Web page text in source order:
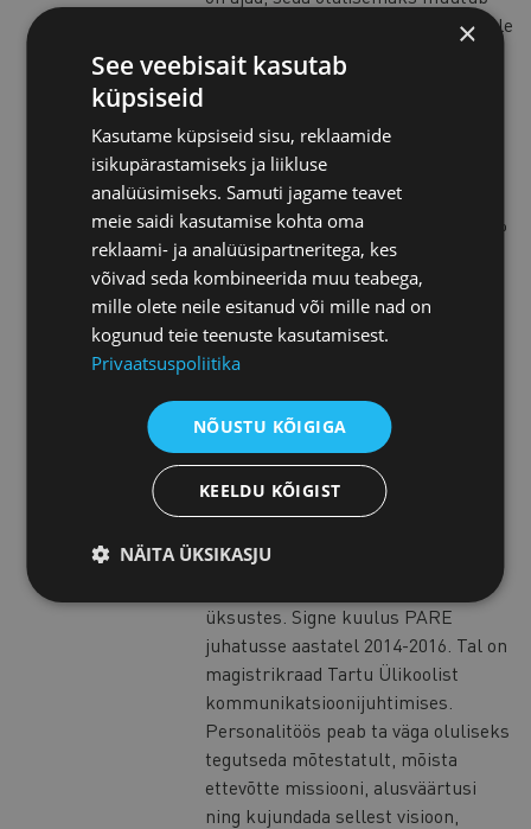
kommunikatsioon. Elisa on olnud üle
kuue aasta paindlike tööviiside
eestvedaja ja praktiseerija. Tänu
eriolukorra alguses, praktiliselt
kogu ettevõte kaugtööle viia vaid
mõne päevaga. Tänaseks on Elisa
juba aasta olnud olukorras, kus 69%
nende inimestest teeb pidevalt
hajustööd.
Signe Lass
talendijuhina. Varasemalt on ta
pikalt töötanud finantssektoris,
sellest viimased 20 aastat
Swedbankis. Personalivaldkonnas
juhtinud pangas personalitegevusi
üksustes. Signe kuulus PARE
juhatusse aastatel 2014-2016. Tal on
magistrikraad Tartu Ülikoolist
kommunikatsioonijuhtimises.
Personalitöös peab ta väga oluliseks
tegutseda mõtestatult, mõista
ettevõtte missiooni, alusväärtusi
ning kujundada sellest visioon,
×
See veebisait kasutab
küpsiseid
Kasutame küpsiseid sisu, reklaamide
isikupärastamiseks ja liikluse
analüüsimiseks. Samuti jagame teavet
meie saidi kasutamise kohta oma
reklaami- ja analüüsipartneritega, kes
võivad seda kombineerida muu teabega,
mille olete neile esitanud või mille nad on
kogunud teie teenuste kasutamisest.
Privaatsuspoliitika
NÕUSTU KÕIGIGA
KEELDU KÕIGIST
NÄITA ÜKSIKASJU